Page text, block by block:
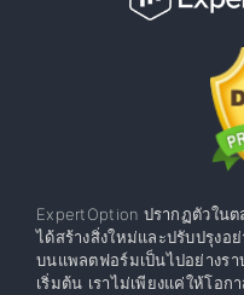
ExpertOption ปรากฏตัวใน
ได้สร้างสิ่งใหม่และปรับปรุงอ
บนแพลตฟอร์มเป็นไปอย่างร
เริ่มต้น เราไม่เพียงแค่ให้โอก